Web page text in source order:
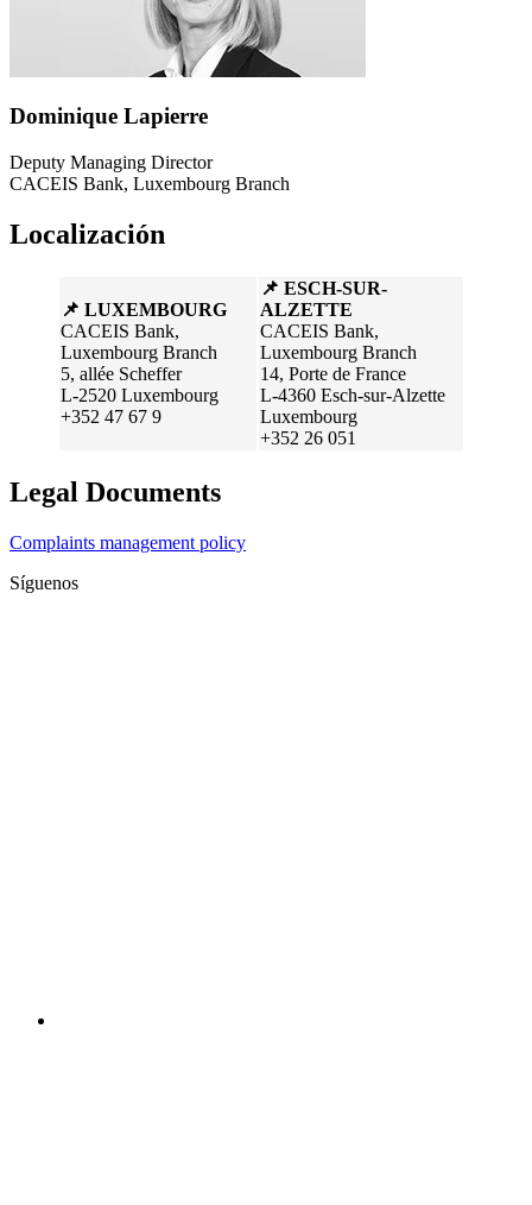
Dominique Lapierre
Deputy Managing Director
CACEIS Bank, Luxembourg Branch
Localización
📌 LUXEMBOURG
CACEIS Bank,
Luxembourg Branch
5, allée Scheffer
L-2520 Luxembourg
+352 47 67 9
📌 ESCH-SUR-
ALZETTE
CACEIS Bank,
Luxembourg Branch
14, Porte de France
L-4360 Esch-sur-Alzette
Luxembourg
+352 26 051
Legal Documents
Complaints management policy
Síguenos